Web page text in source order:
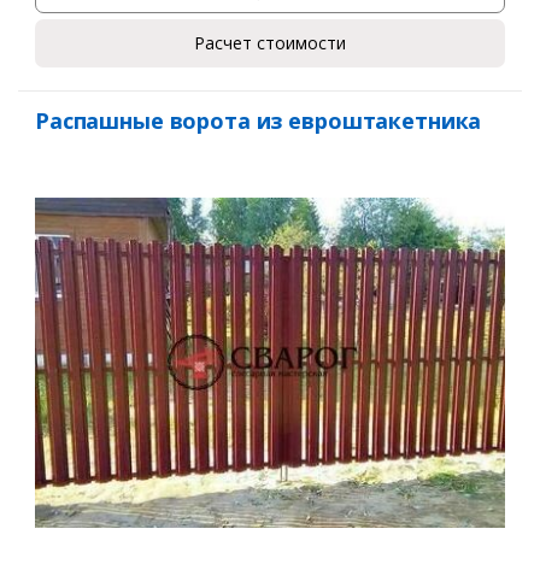
Расчет стоимости
Распашные ворота из евроштакетника